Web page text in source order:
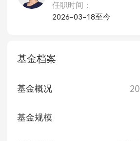
任职时间：
2026-03-18至今
基金档案
基金概况
基金规模